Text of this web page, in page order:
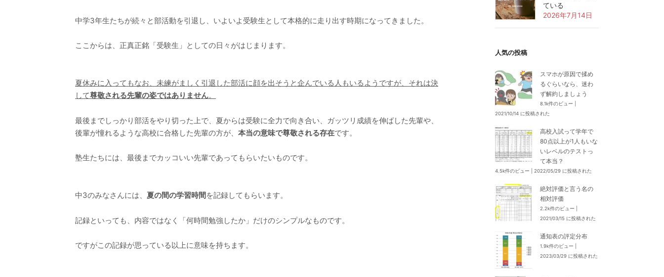
中学3年生たちが続々と部活動を引退し、いよいよ受験生として本格的に走り出す時期になってきました。
ここからは、正真正銘「受験生」としての日々がはじまります。
夏休みに入ってもなお、未練がましく引退した部活に顔を出そうと企んでいる人もいるようですが、それは決
して尊敬される先輩の姿ではありません。
最後までしっかり部活をやり切った上で、夏からは受験に全力で向き合い、ガッツリ成績を伸ばした先輩や、
後輩が憧れるような高校に合格した先輩の方が、 本当の意味で尊敬される存在です。
塾生たちには、最後までカッコいい先輩であってもらいたいものです。
中3のみなさんには、 夏の間の学習時間 を記録してもらいます。
記録といっても、内容ではなく「何時間勉強したか」だけのシンプルなものです。
ですがこの記録が思っている以上に意味を持ちます。
ている
2026年7月14日
人気の投稿
スマホが原因で揉め
るぐらいなら、迷わ
ず解約しましょう
8.1k件のビュー
2021/10/14 に投稿された
高校入試って学年で
80点以上が1人もいな
いレベルのテストっ
て本当？
4.5k件のビュー 2022/05/29 に投稿された
絶対評価と言う名の
相対評価
2.2k件のビュー
2021/03/15 に投稿された
通知表の評定分布
1.9k件のビュー
2023/03/29 に投稿された